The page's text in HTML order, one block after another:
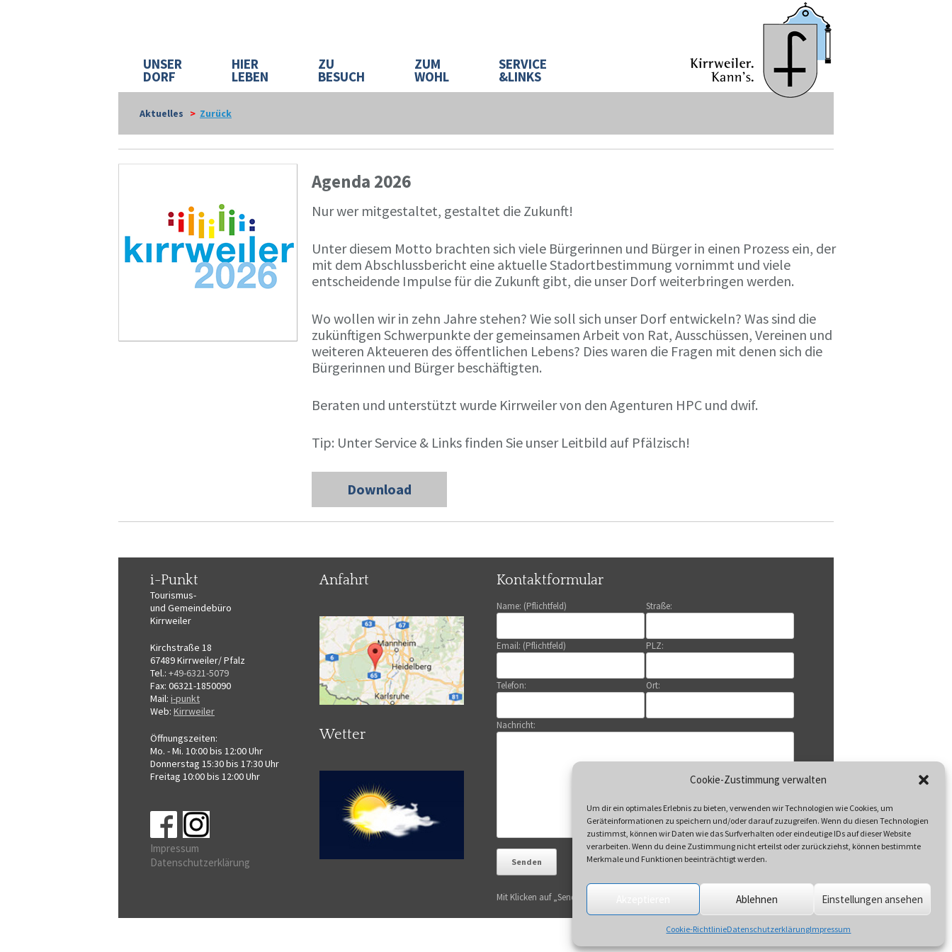
Cookie-Zustimmung verwalten
Um dir ein optimales Erlebnis zu bieten, verwenden wir Technologien wie Cookies, um
Geräteinformationen zu speichern und/oder darauf zuzugreifen. Wenn du diesen Technologien
zustimmst, können wir Daten wie das Surfverhalten oder eindeutige IDs auf dieser Website
verarbeiten. Wenn du deine Zustimmung nicht erteilst oder zurückziehst, können bestimmte
Merkmale und Funktionen beeinträchtigt werden.
Ablehnen Einstellungen ansehen
Cookie-RichtlinieDatenschutzerklärungImpressum
UNSER
DORF
HIER
LEBEN
ZU
BESUCH
ZUM
WOHL
SERVICE
&LINKS
Aktuelles > Zurück
Agenda 2026
Nur wer mitgestaltet, gestaltet die Zukunft!
Unter diesem Motto brachten sich viele Bürgerinnen und Bürger in einen Prozess ein, der
mit dem Abschlussbericht eine aktuelle Stadortbestimmung vornimmt und viele
entscheidende Impulse für die Zukunft gibt, die unser Dorf weiterbringen werden.
Wo wollen wir in zehn Jahre stehen? Wie soll sich unser Dorf entwickeln? Was sind die
zukünftigen Schwerpunkte der gemeinsamen Arbeit von Rat, Ausschüssen, Vereinen und
weiteren Akteueren des öffentlichen Lebens? Dies waren die Fragen mit denen sich die
Bürgerinnen und Bürger beschäftigten.
Beraten und unterstützt wurde Kirrweiler von den Agenturen HPC und dwif.
Tip: Unter Service & Links finden Sie unser Leitbild auf Pfälzisch!
Download
i-Punkt
Tourismus-
und Gemeindebüro
Kirrweiler
Kirchstraße 18
67489 Kirrweiler/ Pfalz
Tel.: +49-6321-5079
Fax: 06321-1850090
Mail: i-punkt
Web: Kirrweiler
Öffnungszeiten:
Mo. - Mi. 10:00 bis 12:00 Uhr
Donnerstag 15:30 bis 17:30 Uhr
Freitag 10:00 bis 12:00 Uhr
Impressum
Datenschutzerklärung
Anfahrt
Wetter
Kontaktformular
Name: (Pflichtfeld)
Email: (Pflichtfeld)
Telefon:
Straße:
PLZ:
Ort:
Nachricht:
Mit Klicken auf „Senden“ akzeptieren Sie unsere Datenschutzerklärung